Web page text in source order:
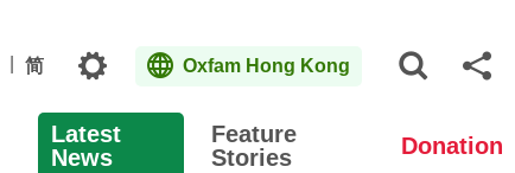
简 Topics Oxfam Hong Kong
Latest
News
Feature
Stories
Donation